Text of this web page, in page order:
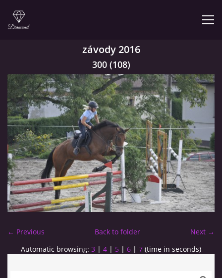
© 2026 eStránky.cz
závody 2016
300 (108)
← Previous Next →
Back to folder
Automatic browsing: 3 | 4 | 5 | 6 | 7 (time in seconds)